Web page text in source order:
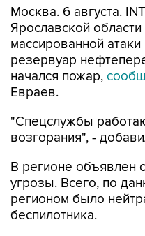
Москва. 6 августа.
Ярославской
массированной
резервуар
начался пожар,
Евраев.
"Спецслужбы
возгорания", -
В регионе объявлен
угрозы. Всего, по
регионом было
беспилотника.